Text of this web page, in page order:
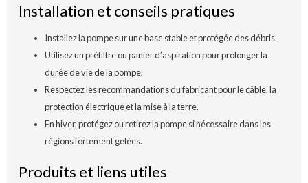
Installation et conseils pratiques
Installez la pompe sur une base stable et protégée des débris.
Utilisez un préfiltre ou panier d’aspiration pour prolonger la
durée de vie de la pompe.
Respectez les recommandations du fabricant pour le câble, la
protection électrique et la mise à la terre.
En hiver, protégez ou retirez la pompe si nécessaire dans les
régions fortement gelées.
Produits et liens utiles